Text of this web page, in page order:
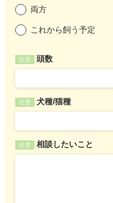
両方
これから飼う予定
任意 頭数
任意 犬種/猫種
任意 相談したいこと